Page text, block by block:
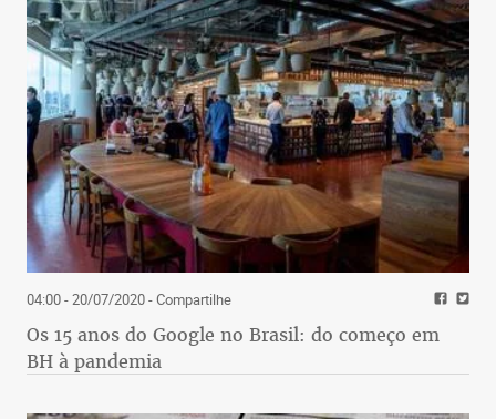
04:00 - 20/07/2020- Compartilhe
Os 15 anos do Google no Brasil: do começo em
BH à pandemia